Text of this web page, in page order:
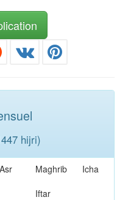
hijri)
Asr
Maghrib
Iftar
Icha